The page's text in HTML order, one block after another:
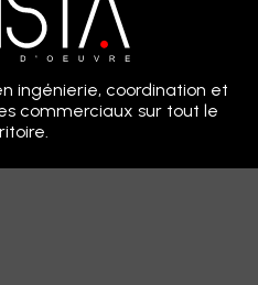
ingénierie, coordination et
commerciaux sur tout le